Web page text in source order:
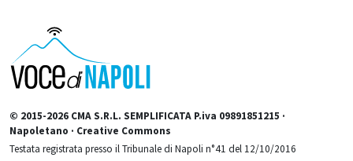
© 2015-2026 CMA S.R.L. SEMPLIFICATA P.iva 09891851215 ·
Napoletano · Creative Commons
Testata registrata presso il Tribunale di Napoli n°41 del 12/10/2016